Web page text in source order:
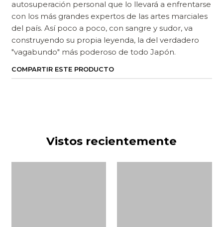
autosuperación personal que lo llevará a enfrentarse
con los más grandes expertos de las artes marciales
del país. Así poco a poco, con sangre y sudor, va
construyendo su propia leyenda, la del verdadero
"vagabundo" más poderoso de todo Japón.
COMPARTIR ESTE PRODUCTO
Vistos recientemente